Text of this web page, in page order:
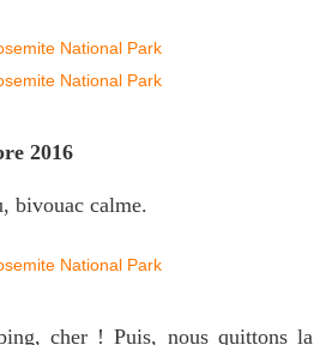
2016
bivouac calme.
cher ! Puis, nous quittons la